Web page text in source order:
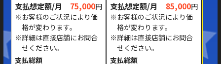
支払想定額/月 75,000円
※お客様のご状況により価
格が変わります。
※詳細は直接店舗にお問合
せください。
支払総額
支払想定額/月 85,000円
※お客様のご状況により価
格が変わります。
※詳細は直接店舗にお問合
せください。
支払総額